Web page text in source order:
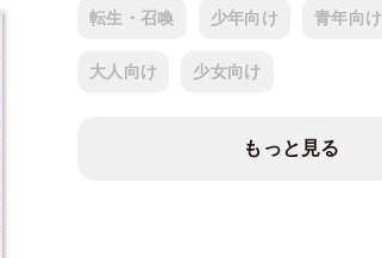
転生・召喚 少年向け 青年向け
大人向け 少女向け
もっと見る